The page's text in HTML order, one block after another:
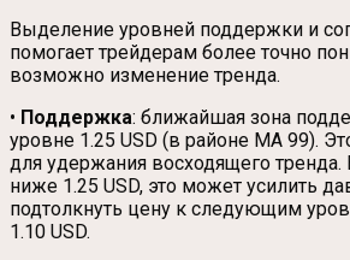
Выделение уровней поддержки и
помогает трейдерам более точно
возможно изменение тренда.
• Поддержка: ближайшая зона
уровне 1.25 USD (в районе MA 99).
для удержания восходящего тренда.
ниже 1.25 USD, это может усилить
подтолкнуть цену к следующим
1.10 USD.